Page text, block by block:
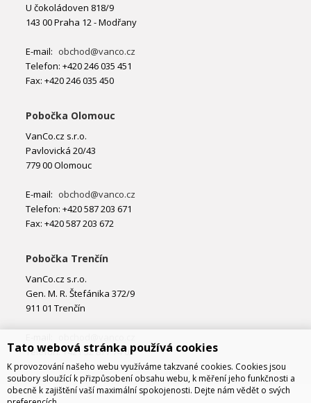
U čokoládoven 818/9
143 00 Praha 12 - Modřany
E-mail: obchod@vanco.cz
Telefon: +420 246 035 451
Fax: +420 246 035 450
Pobočka Olomouc
VanCo.cz s.r.o.
Pavlovická 20/43
779 00 Olomouc
E-mail: obchod@vanco.cz
Telefon: +420 587 203 671
Fax: +420 587 203 672
Pobočka Trenčín
VanCo.cz s.r.o.
Gen. M. R. Štefánika 372/9
911 01 Trenčín
Telefon: +421 32 877 74 02
Tato webová stránka používá cookies
K provozování našeho webu využíváme takzvané cookies. Cookies jsou
soubory sloužící k přizpůsobení obsahu webu, k měření jeho funkčnosti a
obecně k zajištění vaší maximální spokojenosti. Dejte nám vědět o svých